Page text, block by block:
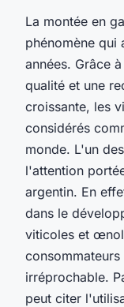
La montée en
phénomène qui
années. Grâce
qualité et une
croissante, les
considérés
monde. L'un
l'attention
argentin. En
dans le
viticoles et
irréprochable.
peut citer